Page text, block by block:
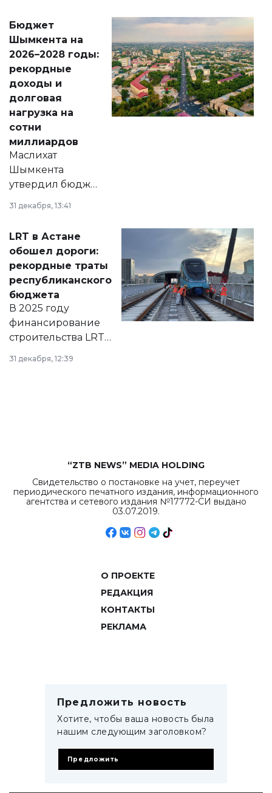
народу
Венесуэлы.
Бюджет
Шымкента на
2026–2028 годы:
рекордные
доходы и
долговая
нагрузка на
сотни
миллиардов
Маслихат
Шымкента
утвердил бюджет
города на 2026–
2028 годы.
документ
появился в базе
нормативных
правовых актов и
на сайте маслихат
города.
31 декабря, 13:41
LRT в Астане
обошел дороги:
рекордные траты
республиканского
бюджета
В 2025 году
финансирование
строительства LRT
в Астане из
республиканского
31 декабря, 12:39
“ZTB NEWS” MEDIA HOLDING
Свидетельство о постановке на учет, переучет
периодического печатного издания, информационного
агентства и сетевого издания №17772-СИ выдано
03.07.2019.
О ПРОЕКТЕ
РЕДАКЦИЯ
КОНТАКТЫ
РЕКЛАМА
Предложить новость
Хотите, чтобы ваша новость была
нашим следующим заголовком?
Предложить